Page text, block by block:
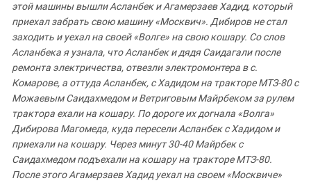
этой машины вышли Асланбек и АгамерзаевХадид, который
приехал забрать свою машину «Москвич». Дибиров нестал
заходить и уехал на своей «Волге» на свою кошару. Со слов
Асланбека я узнала, что Асланбек и дядя Саидагали после
ремонта электричества, отвезли электромонтера в с.
Комарове, а оттуда Асланбек, с Хадидом на тракторе МТЗ-80с
Можаевым Саидахмедом иВетриговым Майрбеком за рулем
трактора ехали на кошару. По дороге их догнала «Волга»
Дибирова Магомеда, куда пересели Асланбек с Хадидом и
приехали на кошару. Через минут30-40Майрбек с
Саидахмедом подъехали на кошару на тракторе МТЗ-80.
После этого Агамерзаев Хадид уехал на своем «Москвиче»